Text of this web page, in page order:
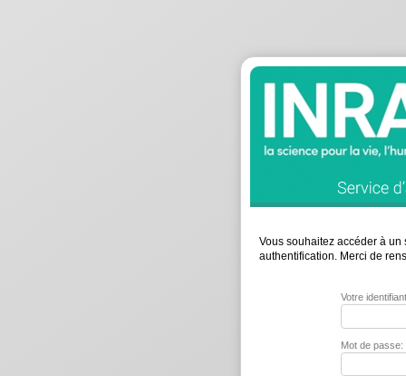
Vous souhaitez accéder à
authentification. Merci de
Votre
Mot de passe: